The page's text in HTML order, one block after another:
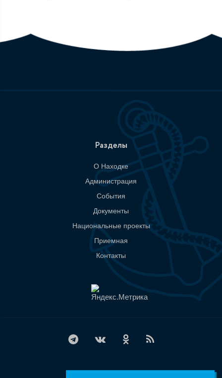
Разделы
О Находке
Администрация
События
Документы
Национальные проекты
Приемная
Контакты